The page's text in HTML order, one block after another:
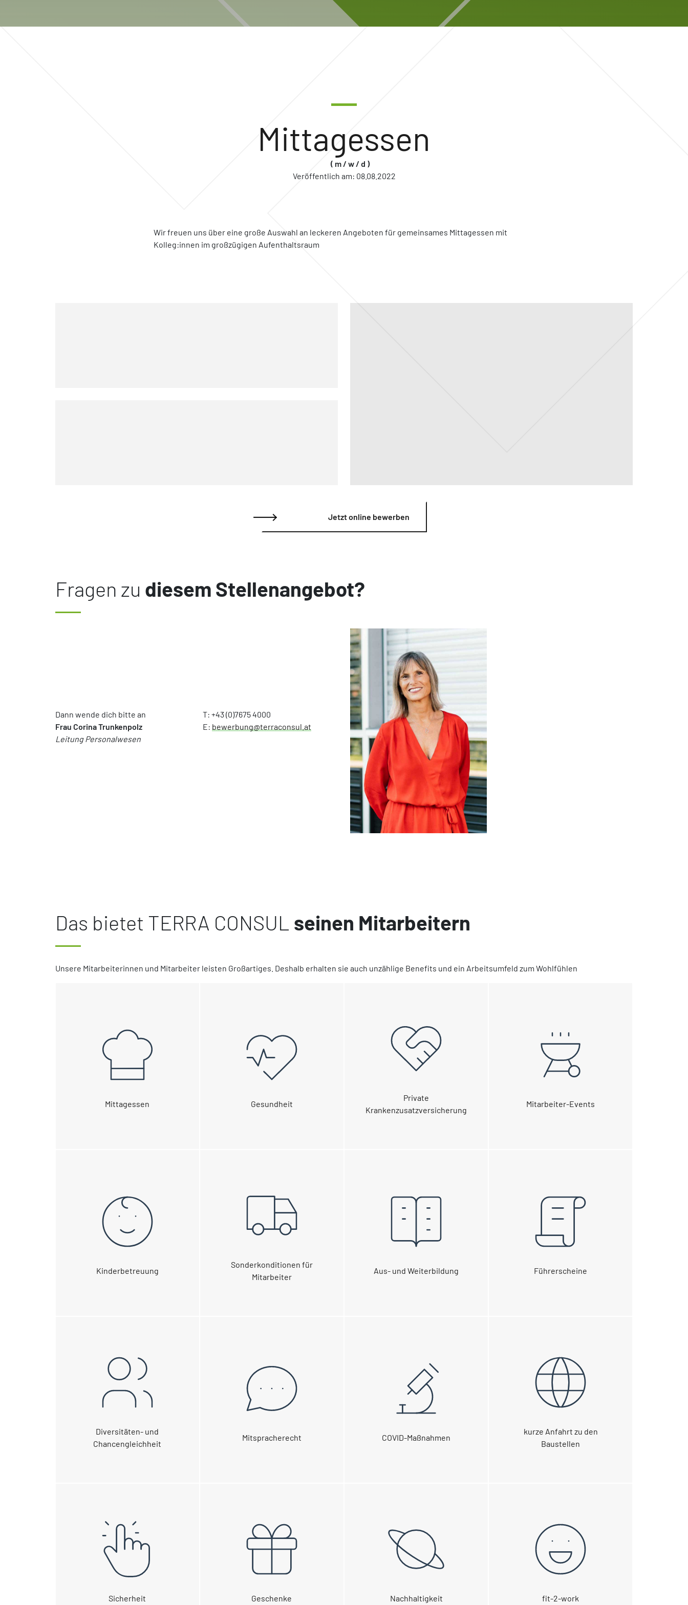
Mittagessen
( m / w / d )
Veröffentlich am: 08.08.2022
Wir freuen uns über eine große Auswahl an leckeren Angeboten für gemeinsames Mittagessen mit
Kolleg:innen im großzügigen Aufenthaltsraum
Jetzt online bewerben
Fragen zu diesem Stellenangebot?
Dann wende dich bitte an
Frau Corina Trunkenpolz
Leitung Personalwesen
T: +43 (0)7675 4000
E: bewerbung@terraconsul.at
Das bietet TERRA CONSUL seinen Mitarbeitern
Unsere Mitarbeiterinnen und Mitarbeiter leisten Großartiges. Deshalb erhalten sie auch unzählige Benefits und ein Arbeitsumfeld zum Wohlfühlen
Mittagessen Gesundheit
Private
Krankenzusatzversicherung
Mitarbeiter-Events
Kinderbetreuung
Sonderkonditionen für
Mitarbeiter
Aus- und Weiterbildung Führerscheine
Diversitäten- und
Chancengleichheit
Mitspracherecht COVID-Maßnahmen
kurze Anfahrt zu den
Baustellen
Sicherheit Geschenke Nachhaltigkeit fit-2-work